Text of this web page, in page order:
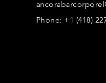
Phone: +1 (418)